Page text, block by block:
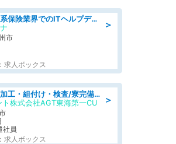
＞
8月開始/外資系保険業界でのITヘルプデスク業務/駅近/即日勤務可/ヘルプデスク
市
求人ボックス
＞
半導体製品の加工・組付け・検査/寮完備/日勤/日払い/工場・製造
ト株式会社AGT東海第一CU
社員
求人ボックス